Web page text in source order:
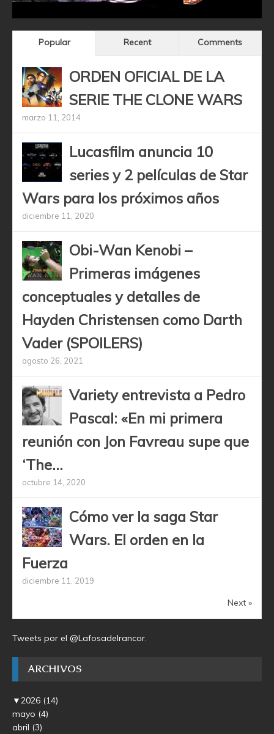
Popular Recent Comments
ORDEN OFICIAL DE LA
SERIE THE CLONE WARS
marzo 11, 2014
Lucasfilm anuncia 10
series y 2 películas de Star
Wars para los próximos años
diciembre 11, 2020
Obi-Wan Kenobi –
Primeras imágenes
conceptuales y detalles de
Hayden Christensen como Darth
Vader (SPOILERS)
agosto 26, 2021
Variety entrevista a Pedro
Pascal: «En mi primera
reunión con Jon Favreau supe que
‘The...
octubre 14, 2020
Cómo ver la saga Star
Wars. El orden en la
Fuerza
diciembre 11, 2019
Next »
Tweets por el @Lafosadelrancor.
ARCHIVOS
▼2026 (14)
mayo (4)
abril (3)